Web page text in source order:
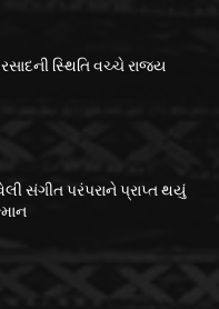
સ્થિતિ વચ્ચે રાજ્ય
સંગીત પરંપરાને પ્રાપ્ત થયું